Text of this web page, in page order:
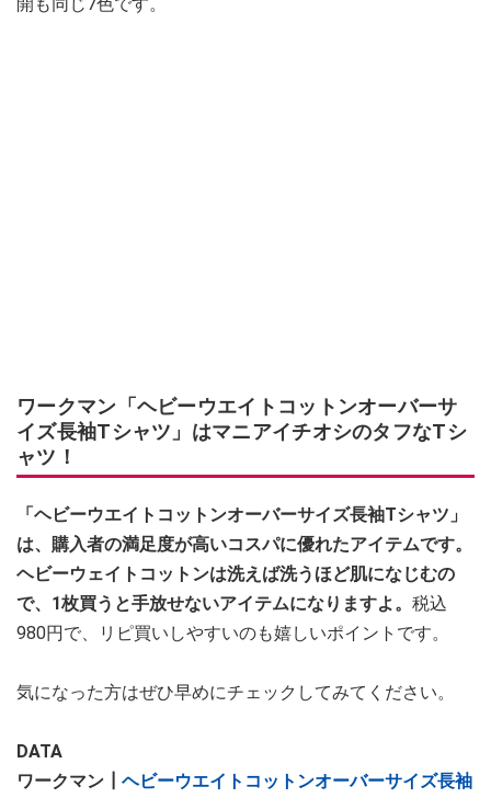
ワークマン「ヘビーウエイトコットンオーバーサ
イズ長袖Tシャツ」はマニアイチオシのタフなTシ
ャツ！
「ヘビーウエイトコットンオーバーサイズ長袖Tシャツ」
は、購入者の満足度が高いコスパに優れたアイテムです。
ヘビーウェイトコットンは洗えば洗うほど肌になじむの
で、1枚買うと手放せないアイテムになりますよ。 税込
980円で、リピ買いしやすいのも嬉しいポイントです。
気になった方はぜひ早めにチェックしてみてください。
DATA
ワークマン┃ ヘビーウエイトコットンオーバーサイズ長袖